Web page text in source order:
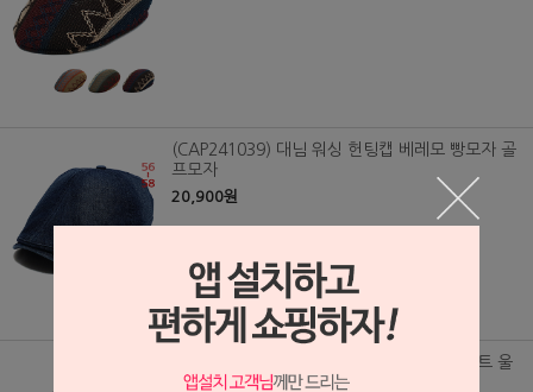
(CAP241039) 대님 워싱 헌팅캡 베레모 빵모자 골
프모자
20,900원
(CAP241037) 이럭셔리클럽 100% 양모 펠트 울
숏챙모자 무지 승마 모자